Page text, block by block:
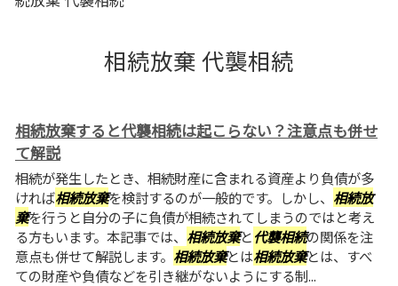
相続放棄 代襲相続
相続放棄すると代襲相続は起こらない？注意点も併せ
て解説
相続が発生したとき、相続財産に含まれる資産より負債が多
ければ相続放棄を検討するのが一般的です。しかし、 相続放
棄を行うと自分の子に負債が相続されてしまうのではと考え
る方もいます。本記事では、 相続放棄と代襲相続の関係を注
意点も併せて解説します。 相続放棄とは相続放棄とは、すべ
ての財産や負債などを引き継がないようにする制...